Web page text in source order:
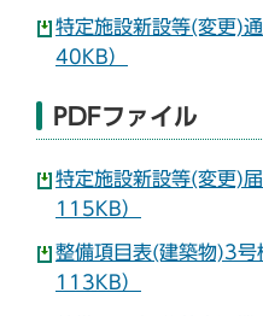
特定施設新設等(変更)
40KB）
PDFファイル
特定施設新設等(変更)
115KB）
整備項目表(建築物)3号
113KB）